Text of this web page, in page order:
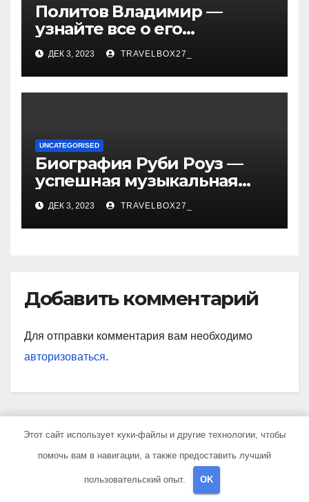
Политов Владимир —
узнайте все о его
биографии, возрасте и
впечатляющих
достижениях!
ДЕК 3, 2023 TRAVELBOX27_
UNCATEGORISED
Биография Руби Роуз —
успешная музыкальная
карьера, личная жизнь и
знаковые достижения
ДЕК 3, 2023 TRAVELBOX27_
Добавить комментарий
Для отправки комментария вам необходимо
авторизоваться.
Поиск
Этот сайт использует куки-файлы и другие технологии, чтобы
помочь вам в навигации, а также предоставить лучший
пользовательский опыт. OK